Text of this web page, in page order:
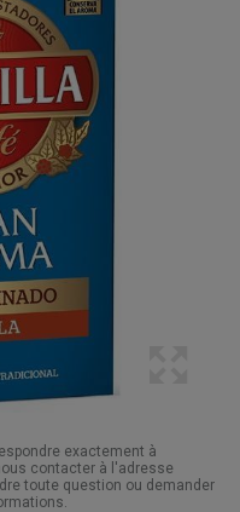
exactement à
contacter à l'adresse
toute question ou demander